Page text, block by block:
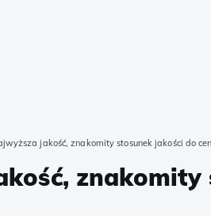
jakość, znakomity stosunek jakości do